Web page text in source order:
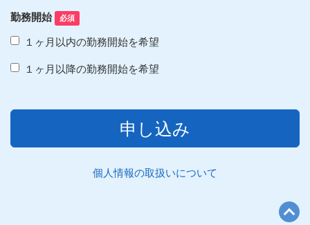
勤務開始 必須
１ヶ月以内の勤務開始を希望
１ヶ月以降の勤務開始を希望
申し込み
個人情報の取扱いについて